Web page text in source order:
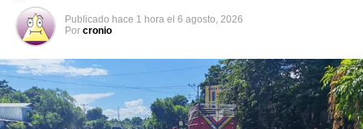
Relacionado
Publicado hace 1 hora el 6 agosto, 2026
Por cronio